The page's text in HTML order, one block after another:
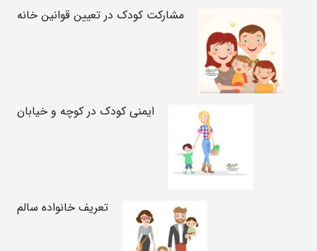
مشارکت کودک در تعیین قوانین خانه
ایمنی کودک در کوچه و خیابان
تعریف خانواده سالم